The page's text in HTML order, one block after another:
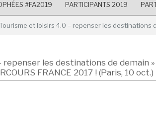
#FA2019 PARTICIPANTS 2019
et loisirs 4.0 – repenser les destinations
les destinations de demain »
FRANCE 2017 ! (Paris, 10 oct.)